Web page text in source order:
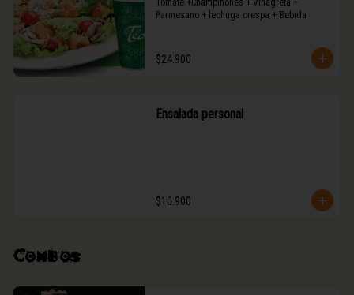
Tomate +Champiñones + Vinagreta +
Parmesano + lechuga crespa + Bebida
$24.900
Ensalada personal
$10.900
Combos